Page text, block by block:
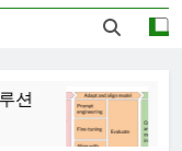
이야기
3년 Ago